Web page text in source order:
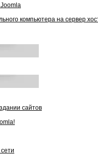
компьютера на сервер
сайтов